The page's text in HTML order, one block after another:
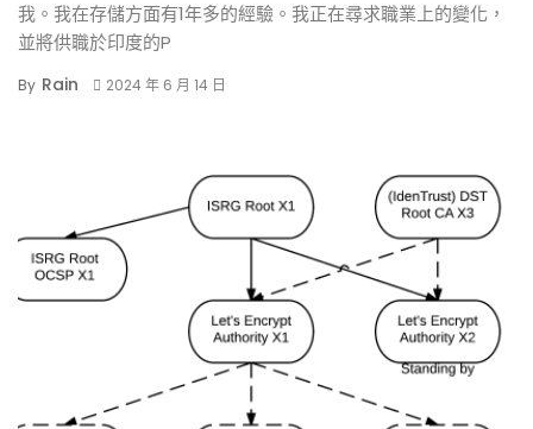
我。我在存儲方面有1年多的經驗。我正在尋求職業上的變化，
並將供職於印度的P
By Rain 2024 年 6 月 14 日